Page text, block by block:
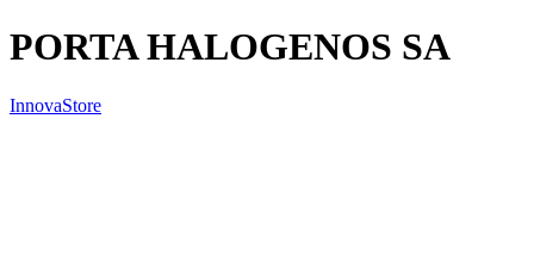
PORTA HALOGENOS SA
InnovaStore